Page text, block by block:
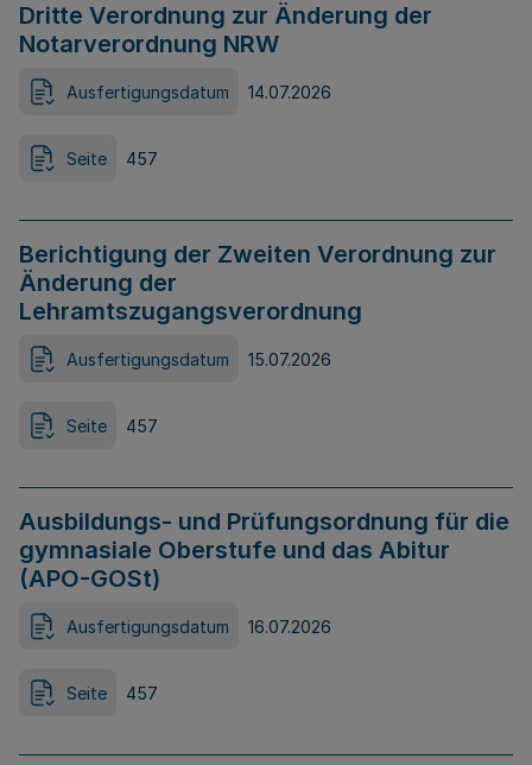
Dritte Verordnung zur Änderung der
Notarverordnung NRW
Ausfertigungsdatum 14.07.2026
Seite 457
Berichtigung der Zweiten Verordnung zur
Änderung der
Lehramtszugangsverordnung
Ausfertigungsdatum 15.07.2026
Seite 457
Ausbildungs- und Prüfungsordnung für die
gymnasiale Oberstufe und das Abitur
(APO-GOSt)
Ausfertigungsdatum 16.07.2026
Seite 457